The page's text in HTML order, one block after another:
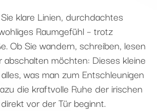
klare Linien, durchdachtes
Raumgefühl – trotz
Ob Sie wandern, schreiben, lesen
möchten: Dieses kleine
was man zum Entschleunigen
die kraftvolle Ruhe der irischen
vor der Tür beginnt.